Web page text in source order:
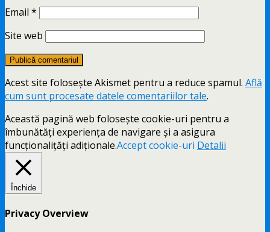
Email *
Site web
Acest site folosește Akismet pentru a reduce spamul. Află
cum sunt procesate datele comentariilor tale.
Această pagină web folosește cookie-uri pentru a
îmbunătăți experiența de navigare și a asigura
funcționalițăți adiționale.Accept cookie-uri Detalii
Închide
Privacy Overview